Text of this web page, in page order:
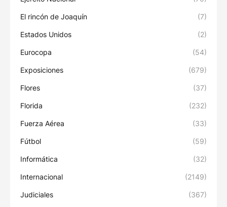
El rincón de Joaquín (7)
Estados Unidos (2)
Eurocopa (54)
Exposiciones (679)
Flores (37)
Florida (232)
Fuerza Aérea (33)
Fútbol (59)
Informática (32)
Internacional (2149)
Judiciales (367)